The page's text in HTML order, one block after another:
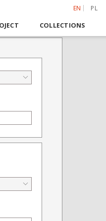
EN PL
COLLECTIONS